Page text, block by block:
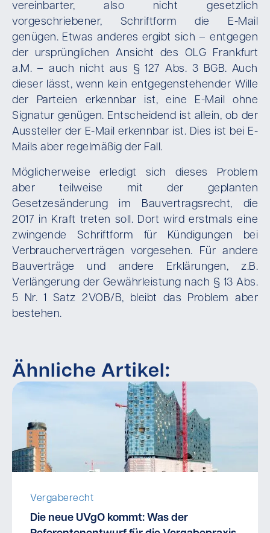
vereinbarter, also nicht gesetzlich
vorgeschriebener, Schriftform die E-Mail
genügen. Etwas anderes ergibt sich – entgegen
der ursprünglichen Ansicht des OLG Frankfurt
a.M. – auch nicht aus § 127 Abs. 3 BGB. Auch
dieser lässt, wenn kein entgegenstehender Wille
der Parteien erkennbar ist, eine E-Mail ohne
Signatur genügen. Entscheidend ist allein, ob der
Aussteller der E-Mail erkennbar ist. Dies ist bei E-
Mails aber regelmäßig der Fall.
Möglicherweise erledigt sich dieses Problem
aber teilweise mit der geplanten
Gesetzesänderung im Bauvertragsrecht, die
2017 in Kraft treten soll. Dort wird erstmals eine
zwingende Schriftform für Kündigungen bei
Verbraucherverträgen vorgesehen. Für andere
Bauverträge und andere Erklärungen, z.B.
Verlängerung der Gewährleistung nach § 13 Abs.
5 Nr. 1 Satz 2VOB/B, bleibt das Problem aber
bestehen.
Ähnliche Artikel:
Vergaberecht
Die neue UVgO kommt: Was der